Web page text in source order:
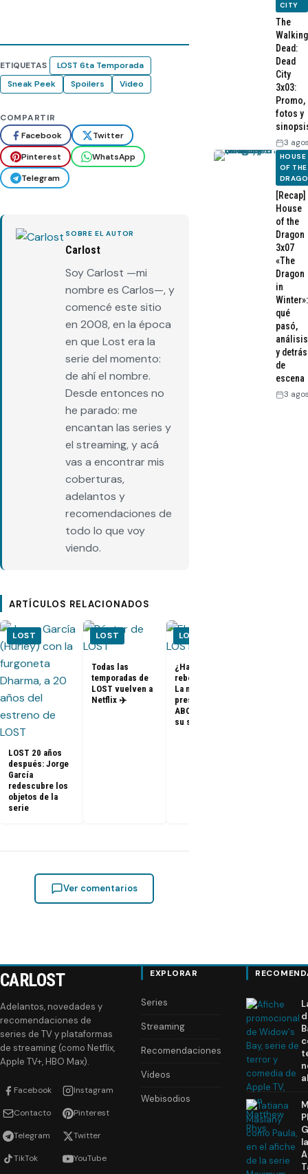
ETIQUETAS
LOST 6ta Temporada
Sneak Peek
Spoilers Video
COMPARTIR
Facebook
Twitter
Pinterest
WhatsApp
Telegram
SOBRE EL AUTOR
Carlost
Soy Carlost —mi
nombre es Carlos—, y
comencé este sitio
en 2008, en la época
en que Lost era la
serie del momento:
de ahí el nombre.
Desde entonces no
he parado: me
encantan las series y
el streaming, y acá
vas a encontrar mis
coberturas,
adelantos y
recomendaciones de
todo lo que voy
viendo.
ARTÍCULOS RELACIONADOS
LOST
LOST 20 años
después: Jorge
García
redescubre los
objetos de la
serie
LOST
Todas las
temporadas de
LOST vuelven a
Netflix ✈️
LOST
¿Habrá un
reboot de Lost?
La nueva
presidenta de
ABC dice que es
su sueño
Ver comentarios
CITY
The
Walking
Dead:
Dead
City
3x03:
Promo,
fotos y
3
HOUSE
OF THE
[Recap]
House
of the
Dragon
3x07
«The
Dragon
in
Winter»:
qué
pasó,
análisis
y detrás
de
escena
3
CARLOST
Adelantos, novedades y
recomendaciones de
series de TV y plataformas
de streaming (como Netflix,
Apple TV+, HBO Max).
Facebook Instagram
Contacto Pinterest
Telegram Twitter
TikTok YouTube
EXPLORAR
Series
Streaming
Recomendaciones
Videos
Webisodios